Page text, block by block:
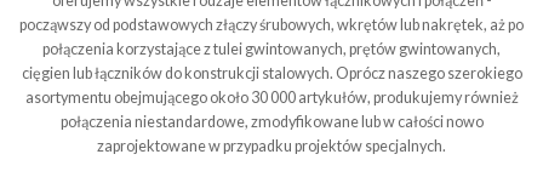
począwszy od podstawowych złączy śrubowych, wkrętów lub nakrętek, aż po
połączenia korzystające z tulei gwintowanych, prętów gwintowanych,
cięgien lub łączników do konstrukcji stalowych. Oprócz naszego szerokiego
asortymentu obejmującego około 30 000 artykułów, produkujemy również
połączenia niestandardowe, zmodyfikowane lub w całości nowo
zaprojektowane w przypadku projektów specjalnych.